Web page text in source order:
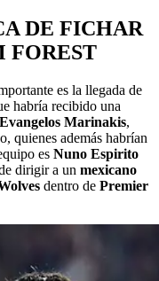
DE FICHAR
FOREST
es la llegada de
habría recibido una
Evangelos Marinakis,
quienes además habrían
es Nuno Espirito
dirigir a un mexicano
dentro de Premier